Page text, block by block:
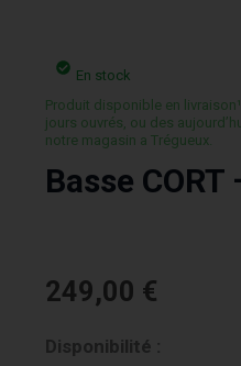
En stock
Produit disponible en
jours ouvrés, ou des
notre magasin a Trégueux.
Basse
249,00 €
Disponibilité :
quantité